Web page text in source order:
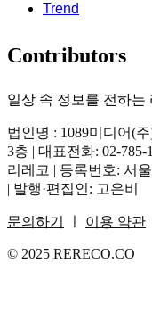
Trend
Contributors
일상 속 정보를 전하는
법인명 : 1089미디어(
3층 | 대표전화: 02-
리레코 | 등록번호: 서
| 발행·편집인: 고은비
문의하기 이용 약관
© 2025 RERECO.CO